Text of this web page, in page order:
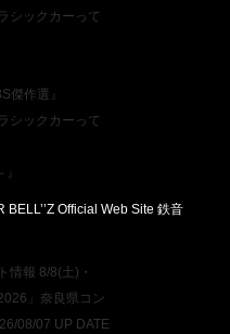
シックカーって
傑作選』
シックカーって
BELL’’Z Official Web Site 鉄音
情報 8/8(土)・
」奈良県コン
08/07 UP DATE